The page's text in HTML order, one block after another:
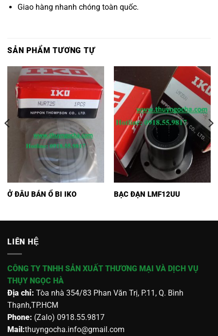
Giao hàng nhanh chóng toàn quốc.
SẢN PHẨM TƯƠNG TỰ
Ở ĐÂU BÁN Ổ BI IKO BẠC ĐẠN LMF12UU
LIÊN HỆ
CÔNG TY TNHH SẢN XUẤT THƯƠNG MẠI VÀ DỊCH VỤ
THỤY NGỌC HÀ
Địa chỉ: Tòa nhà 354/83 Phan Văn Trị, P.11, Q. Bình
Thạnh,TP.HCM
Phone: (Zalo) 0918.55.9817
Mail:thuyngocha.info@gmail.com